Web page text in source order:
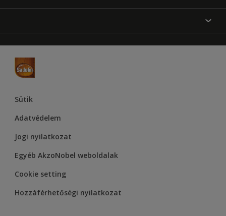
Inspiráció
Hozzáférhetőség
Dulux
Supralux
Sütik
Adatvédelem
Jogi nyilatkozat
Egyéb AkzoNobel weboldalak
Cookie setting
Hozzáférhetőségi nyilatkozat